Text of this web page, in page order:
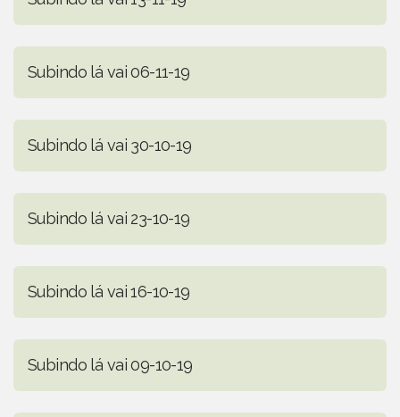
Subindo lá vai 06-11-19
Subindo lá vai 30-10-19
Subindo lá vai 23-10-19
Subindo lá vai 16-10-19
Subindo lá vai 09-10-19